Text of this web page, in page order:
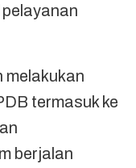
melakukan
termasuk ke
berjalan